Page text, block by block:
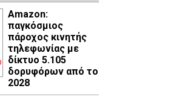
Amazon:
παγκόσμιος
πάροχος κινητής
τηλεφωνίας με
δίκτυο 5.105
δορυφόρων από το
2028